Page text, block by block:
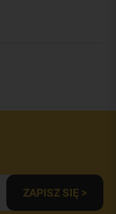
ZAPISZ SIĘ >